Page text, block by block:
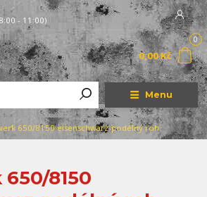
Menu
- 11:00)
0
0,00 Kč
650/8150 eisenschwarz-podélný roh
8150